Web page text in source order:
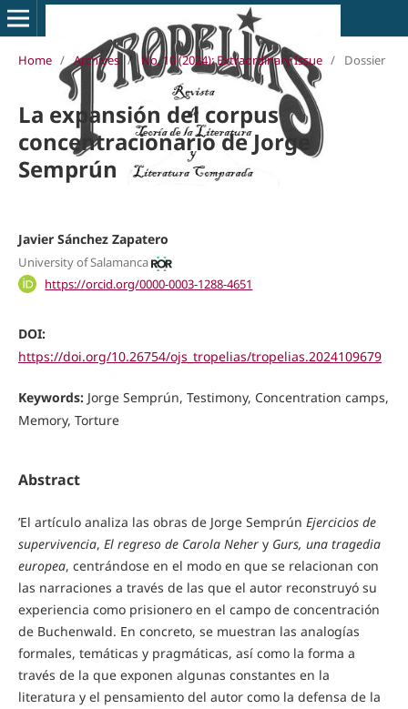
Home / Archives / No. 10 (2024): Extraordinary Issue / Dossier
La expansión del corpus
concentracionario de Jorge
Semprún
Javier Sánchez Zapatero
University of Salamanca
https://orcid.org/0000-0003-1288-4651
DOI:
https://doi.org/10.26754/ojs_tropelias/tropelias.2024109679
Keywords: Jorge Semprún, Testimony, Concentration camps,
Memory, Torture
Abstract
’El artículo analiza las obras de Jorge Semprún Ejercicios de
supervivencia, El regreso de Carola Nehery Gurs, una tragedia
europea, centrándose en el modo en que se relacionan con
las narraciones a través de las que el autor reconstruyó su
experiencia como prisionero en el campo de concentración
de Buchenwald. En concreto, se muestran las analogías
formales, temáticas y pragmáticas, así como la forma a
través de la que exponen algunas constantes en la
literatura y el pensamiento del autor como la defensa de la